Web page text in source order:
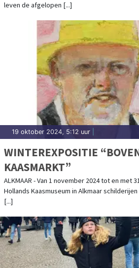
leven de afgelopen [...]
19 oktober 2024, 5:12 uur
WINTEREXPOSITIE
KAASMARKT”
ALKMAAR - Van 1 november 2024 tot en met
Hollands Kaasmuseum in Alkmaar
[...]